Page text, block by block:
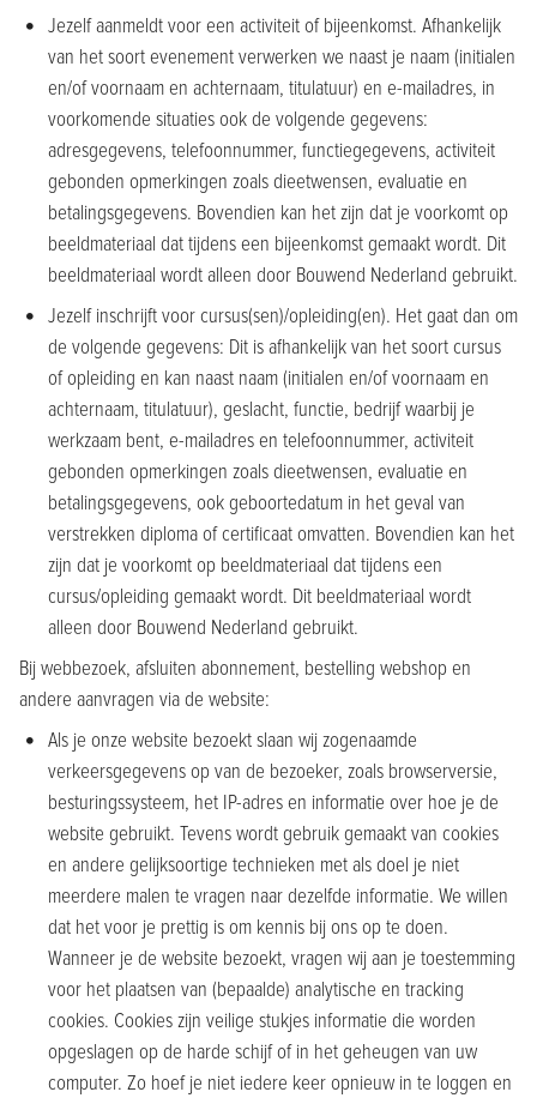
Jezelf aanmeldt voor een activiteit of bijeenkomst. Afhankelijk
van het soort evenement verwerken we naast je naam (initialen
en/of voornaam en achternaam, titulatuur) en e-mailadres, in
voorkomende situaties ook de volgende gegevens:
adresgegevens, telefoonnummer, functiegegevens, activiteit
gebonden opmerkingen zoals dieetwensen, evaluatie en
betalingsgegevens. Bovendien kan het zijn dat je voorkomt op
beeldmateriaal dat tijdens een bijeenkomst gemaakt wordt. Dit
beeldmateriaal wordt alleen door Bouwend Nederland gebruikt.
Jezelf inschrijft voor cursus(sen)/opleiding(en). Het gaat dan om
de volgende gegevens: Dit is afhankelijk van het soort cursus
of opleiding en kan naast naam (initialen en/of voornaam en
achternaam, titulatuur), geslacht, functie, bedrijf waarbij je
werkzaam bent, e-mailadres en telefoonnummer, activiteit
gebonden opmerkingen zoals dieetwensen, evaluatie en
betalingsgegevens, ook geboortedatum in het geval van
verstrekken diploma of certificaat omvatten. Bovendien kan het
zijn dat je voorkomt op beeldmateriaal dat tijdens een
cursus/opleiding gemaakt wordt. Dit beeldmateriaal wordt
alleen door Bouwend Nederland gebruikt.
Bij webbezoek, afsluiten abonnement, bestelling webshop en
andere aanvragen via de website:
Als je onze website bezoekt slaan wij zogenaamde
verkeersgegevens op van de bezoeker, zoals browserversie,
besturingssysteem, het IP-adres en informatie over hoe je de
website gebruikt. Tevens wordt gebruik gemaakt van cookies
en andere gelijksoortige technieken met als doel je niet
meerdere malen te vragen naar dezelfde informatie. We willen
dat het voor je prettig is om kennis bij ons op te doen.
Wanneer je de website bezoekt, vragen wij aan je toestemming
voor het plaatsen van (bepaalde) analytische en tracking
cookies. Cookies zijn veilige stukjes informatie die worden
opgeslagen op de harde schijf of in het geheugen van uw
computer. Zo hoef je niet iedere keer opnieuw in te loggen en